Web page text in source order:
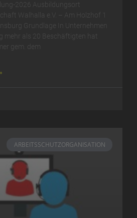
2026 Ausbildungsort
Walhalla e.V. – Am Holzhof 1
Grundlage In Unternehmen
mehr als 20 Beschäftigten hat
gem. dem
ARBEITSSCHUTZORGANISATION